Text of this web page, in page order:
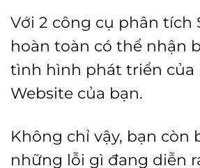
Với 2 công cụ phân tích
hoàn toàn có thể nhận
tình hình phát triển của
Website của bạn.
Không chỉ vậy, bạn còn
những lỗi gì đang diễn